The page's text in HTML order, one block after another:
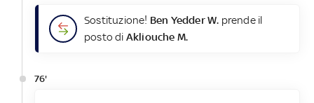
Sostituzione! Ben Yedder W. prende il
posto di Akliouche M.
76'